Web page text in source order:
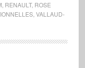
RENAULT, ROSE
, VALLAUD-